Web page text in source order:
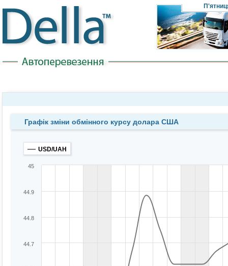
Графік зміни обмінного курсу долара США
USD/UAH
44.7
44.8
44.9
45